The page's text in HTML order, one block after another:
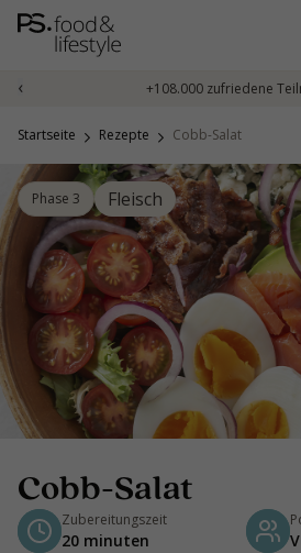
Zum
Inhalt
springen
‹ +108.000 zufriedene
Startseite Rezepte Cobb-Salat
Phase 3 Fleisch
Cobb-Salat
Zubereitungszeit
20 minuten